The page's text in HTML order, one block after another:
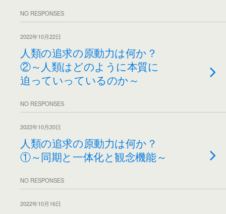
NO RESPONSES
2022年10月22日
人類の追求の原動力は何か？
②～人類はどのように本質に
迫っていっているのか～
NO RESPONSES
2022年10月20日
人類の追求の原動力は何か？
①～同期と一体化と観念機能～
NO RESPONSES
2022年10月16日